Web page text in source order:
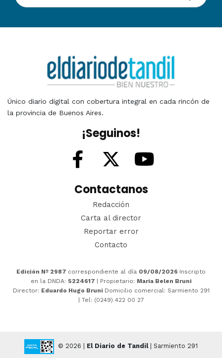
Único diario digital con cobertura integral en cada rincón de
la provincia de Buenos Aires.
¡Seguinos!
Contactanos
Redacción
Carta al director
Reportar error
Contacto
Edición Nº 2987 correspondiente al día 09/08/2026 Inscripto
en la DNDA: 5224617 | Propietario: María Belen Bruni
Director: Eduardo Hugo Bruni Domicilio comercial: Sarmiento 291
| Tel: (0249) 422 00 27
© 2026 | El Diario de Tandil| Sarmiento 291